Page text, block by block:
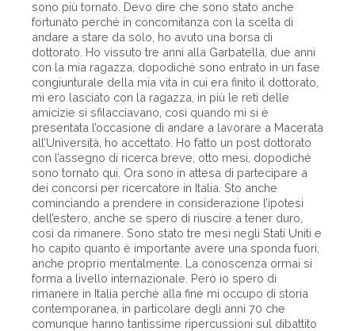
sono più tornato. Devo dire che sono stato anche
fortunato perché in concomitanza con la scelta di
andare a stare da solo, ho avuto una borsa di
dottorato. Ho vissuto tre anni alla Garbatella, due anni
con la mia ragazza, dopodiché sono entrato in un fase
congiunturale della mia vita in cui era finito il dottorato,
mi ero lasciato con la ragazza, in più le reti delle
amicizie si sfilacciavano, così quando mi si è
presentata l’occasione di andare a lavorare a Macerata
all’Università, ho accettato. Ho fatto un post dottorato
con l’assegno di ricerca breve, otto mesi, dopodiché
sono tornato qui. Ora sono in attesa di partecipare a
dei concorsi per ricercatore in Italia. Sto anche
cominciando a prendere in considerazione l’ipotesi
dell’estero, anche se spero di riuscire a tener duro,
così da rimanere. Sono stato tre mesi negli Stati Uniti e
ho capito quanto è importante avere una sponda fuori,
anche proprio mentalmente. La conoscenza ormai si
forma a livello internazionale. Però io spero di
rimanere in Italia perché alla fine mi occupo di storia
contemporanea, in particolare degli anni 70 che
comunque hanno tantissime ripercussioni sul dibattito